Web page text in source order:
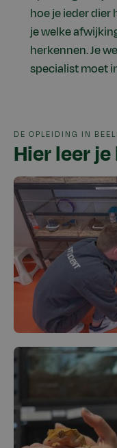
hoe je ieder dier
je welke
herkennen. Je
specialist moet
DE OPLEIDING IN
Hier leer